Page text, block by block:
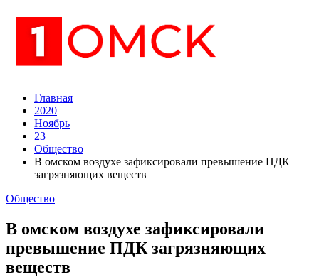
Главная
2020
Ноябрь
23
Общество
В омском воздухе зафиксировали превышение ПДК
загрязняющих веществ
Общество
В омском воздухе зафиксировали
превышение ПДК загрязняющих
веществ